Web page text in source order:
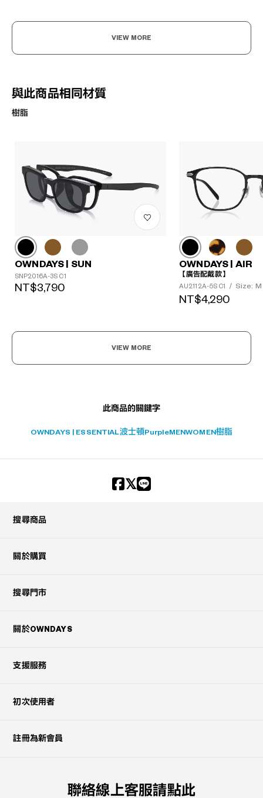
VIEW MORE
與此商品相同材質
樹脂
OWNDAYS | SUN
SNP2016A-3S C1
NT$3,790
OWNDAYS | AIR
【廣告配戴款】
AU2112A-5S C1
/ Size: M
NT$4,290
VIEW MORE
此商品的關鍵字
OWNDAYS | ESSENTIAL波士頓PurpleMENWOMEN樹脂
搜尋商品
關於購買
搜尋門市
關於OWNDAYS
支援服務
初次使用者
註冊為新會員
聯絡線上客服請點此